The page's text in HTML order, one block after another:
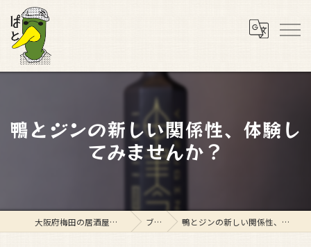
鴨とジンの新しい関係性、体験し
てみませんか？
大阪府梅田の居酒屋ならスタンド ぱと ブログ 鴨とジンの新しい関係性、体験してみませんか？